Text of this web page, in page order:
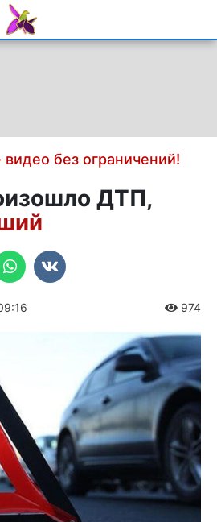
без ограничений!
ДТП,
974